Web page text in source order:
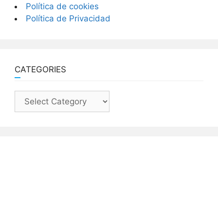
Política de cookies
Política de Privacidad
CATEGORIES
Categories